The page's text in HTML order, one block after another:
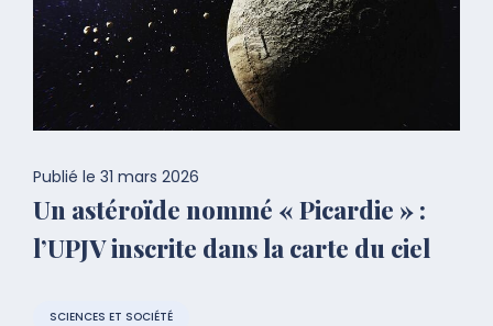
Publié le 31 mars 2026
Un astéroïde nommé « Picardie » :
l’UPJV inscrite dans la carte du ciel
SCIENCES ET SOCIÉTÉ